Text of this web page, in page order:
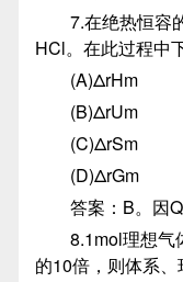
7.在绝热恒容的
HCl。在此过程中
(A)ΔrHm
(B)ΔrUm
(C)ΔrSm
(D)ΔrGm
答案：B。因
8.1mol理想气
的10倍，则体系